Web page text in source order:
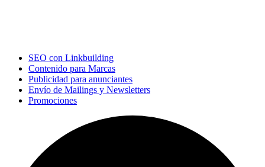
SEO con Linkbuilding
Contenido para Marcas
Publicidad para anunciantes
Envío de Mailings y Newsletters
Promociones